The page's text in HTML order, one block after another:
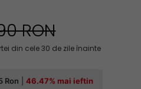
RON